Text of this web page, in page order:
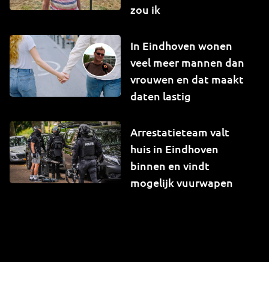
zou ik
In Eindhoven wonen
veel meer mannen dan
vrouwen en dat maakt
daten lastig
Arrestatieteam valt
huis in Eindhoven
binnen en vindt
mogelijk vuurwapen